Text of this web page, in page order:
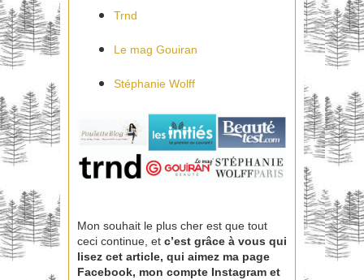
Trnd
Le mag Gouiran
Stéphanie Wolff
Mon souhait le plus cher est que tout
ceci continue, et c’est grâce à vous qui
lisez cet article, qui aimez ma page
Facebook, mon compte Instagram et